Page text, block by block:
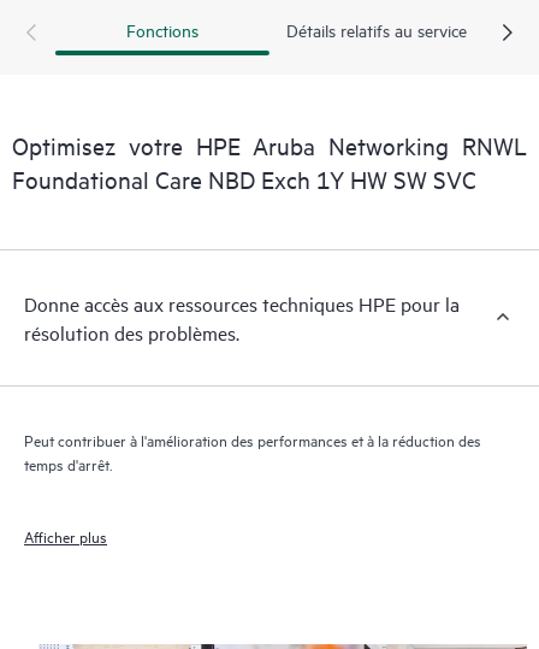
Fonctions Détails relatifs au service
Optimisez votre HPE Aruba Networking RNWL
Foundational Care NBD Exch 1Y HW SW SVC
Donne accès aux ressources techniques HPE pour la
résolution des problèmes.
Peut contribuer à l'amélioration des performances et à la réduction des
temps d'arrêt.
Afficher plus